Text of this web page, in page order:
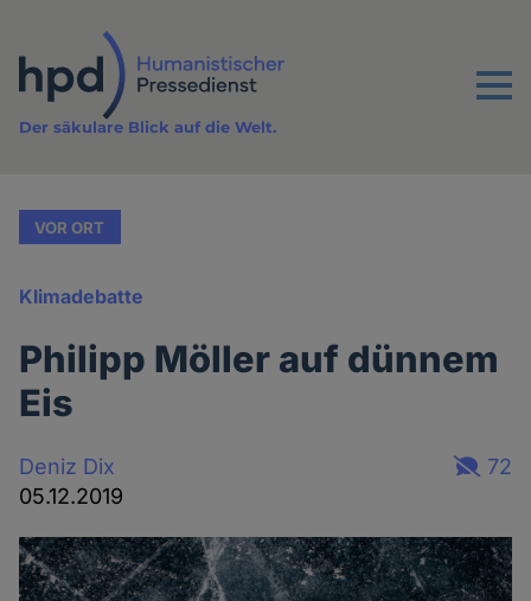
Inhalt
Menu
Der säkulare Blick auf die Welt.
VOR ORT
Klimadebatte
Philipp Möller auf dünnem
Eis
Deniz Dix
05.12.2019
72